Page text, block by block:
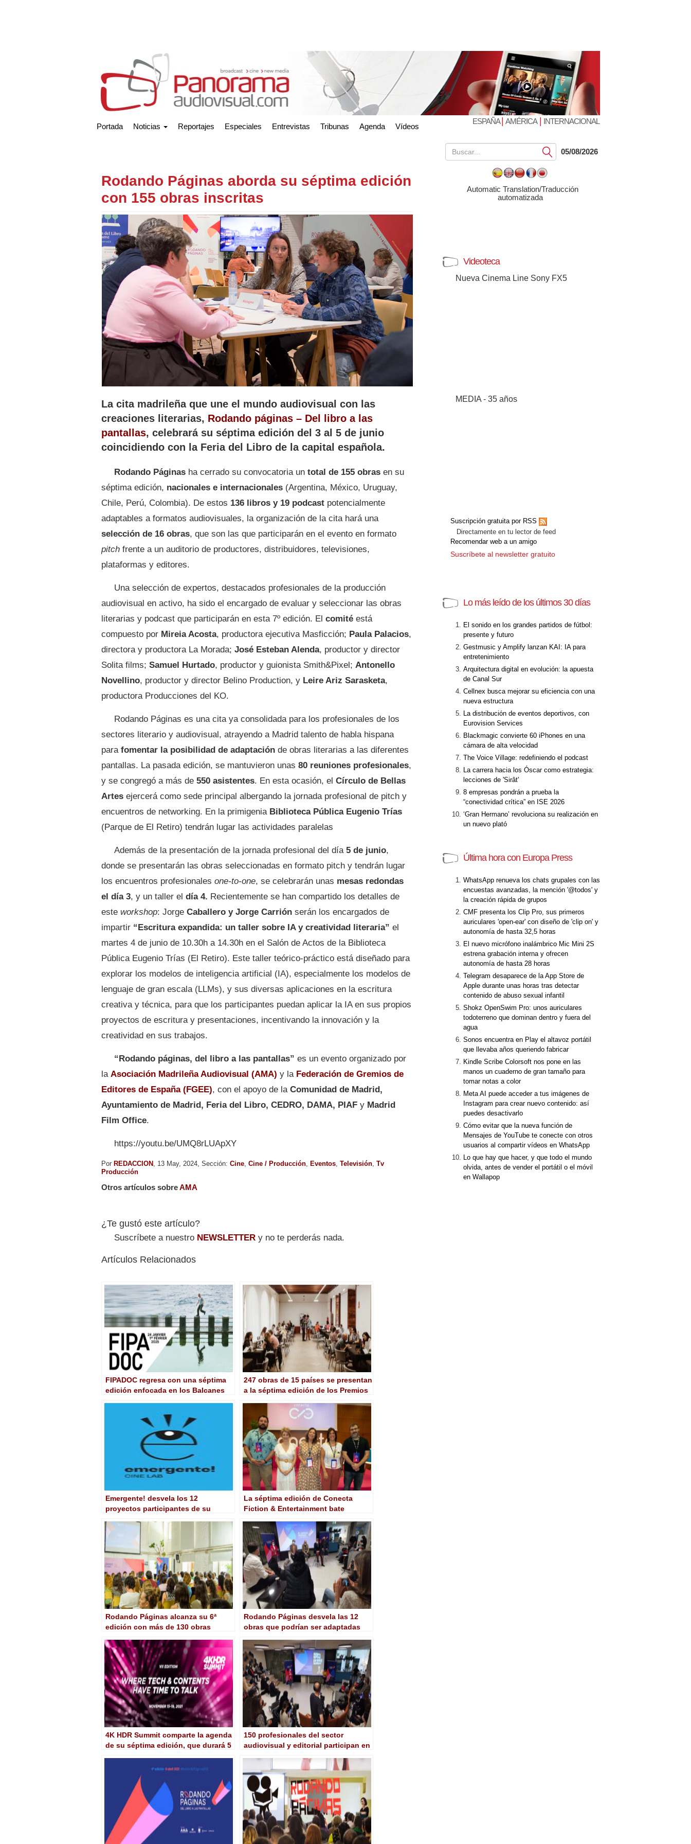
Portada Noticias Reportajes Especiales Entrevistas Tribunas Agenda Vídeos
ESPAÑA| AMÉRICA| INTERNACIONAL
Rodando Páginas aborda su séptima edición
con 155 obras inscritas
La cita madrileña que une el mundo audiovisual con las
creaciones literarias, Rodando páginas – Del libro a las
pantallas, celebrará su séptima edición del 3 al 5 de junio
coincidiendo con la Feria del Libro de la capital española.
Rodando Páginas ha cerrado su convocatoria un total de 155 obras en su
séptima edición, nacionales e internacionales (Argentina, México, Uruguay,
Chile, Perú, Colombia). De estos 136 libros y 19 podcast potencialmente
adaptables a formatos audiovisuales, la organización de la cita hará una
selección de 16 obras, que son las que participarán en el evento en formato
pitch frente a un auditorio de productores, distribuidores, televisiones,
plataformas y editores.
Una selección de expertos, destacados profesionales de la producción
audiovisual en activo, ha sido el encargado de evaluar y seleccionar las obras
literarias y podcast que participarán en esta 7º edición. El comité está
compuesto por Mireia Acosta, productora ejecutiva Masficción; Paula Palacios,
directora y productora La Morada; José Esteban Alenda, productor y director
Solita films; Samuel Hurtado, productor y guionista Smith&Pixel; Antonello
Novellino, productor y director Belino Production, y Leire Ariz Sarasketa,
productora Producciones del KO.
Rodando Páginas es una cita ya consolidada para los profesionales de los
sectores literario y audiovisual, atrayendo a Madrid talento de habla hispana
para fomentar la posibilidad de adaptación de obras literarias a las diferentes
pantallas. La pasada edición, se mantuvieron unas 80 reuniones profesionales,
y se congregó a más de 550 asistentes. En esta ocasión, el Círculo de Bellas
Artes ejercerá como sede principal albergando la jornada profesional de pitch y
encuentros de networking. En la primigenia Biblioteca Pública Eugenio Trías
(Parque de El Retiro) tendrán lugar las actividades paralelas
Además de la presentación de la jornada profesional del día 5 de junio,
donde se presentarán las obras seleccionadas en formato pitch y tendrán lugar
los encuentros profesionales one-to-one, se celebrarán unas mesas redondas
el día 3, y un taller el día 4. Recientemente se han compartido los detalles de
este workshop: Jorge Caballero y Jorge Carrión serán los encargados de
impartir “Escritura expandida: un taller sobre IA y creatividad literaria” el
martes 4 de junio de 10.30h a 14.30h en el Salón de Actos de la Biblioteca
Pública Eugenio Trías (El Retiro). Este taller teórico-práctico está diseñado para
explorar los modelos de inteligencia artificial (IA), especialmente los modelos de
lenguaje de gran escala (LLMs), y sus diversas aplicaciones en la escritura
creativa y técnica, para que los participantes puedan aplicar la IA en sus propios
proyectos de escritura y presentaciones, incentivando la innovación y la
creatividad en sus trabajos.
“Rodando páginas, del libro a las pantallas” es un evento organizado por
la Asociación Madrileña Audiovisual (AMA) y la Federación de Gremios de
Editores de España (FGEE), con el apoyo de la Comunidad de Madrid,
Ayuntamiento de Madrid, Feria del Libro, CEDRO, DAMA, PIAF y Madrid
Film Office.
https://youtu.be/UMQ8rLUApXY
Por REDACCION , 13 May, 2024, Sección: Cine Cine / Producción Eventos Televisión Tv
Producción
Otros artículos sobreAMA
¿Te gustó este artículo?
Suscríbete a nuestro NEWSLETTER y no te perderás nada.
Artículos Relacionados
FIPADOC regresa con una séptima
edición enfocada en los Balcanes
247 obras de 15 países se presentan
a la séptima edición de los Premios
Iberoamericana
Emergente! desvela los 12
proyectos participantes de su
La séptima edición de Conecta
Fiction & Entertainment bate
mil profesionales
Rodando Páginas alcanza su 6ª
edición con más de 130 obras
Rodando Páginas desvela las 12
obras que podrían ser adaptadas
4K HDR Summit comparte la agenda
de su séptima edición, que durará 5
150 profesionales del sector
audiovisual y editorial participan en
Submit05/08/2026
Automatic Translation/Traducción
automatizada
Videoteca
Nueva Cinema Line Sony FX5
MEDIA - 35 años
Suscripción gratuita por RSS
Directamente en tu lector de feed
Recomendar web a un amigo
Suscríbete al newsletter gratuito
Lo más leído de los últimos 30 días
El sonido en los grandes partidos de fútbol:
presente y futuro
Gestmusic y Amplify lanzan KAI: IA para
entretenimiento
Arquitectura digital en evolución: la apuesta
de Canal Sur
Cellnex busca mejorar su eficiencia con una
nueva estructura
La distribución de eventos deportivos, con
Eurovision Services
Blackmagic convierte 60 iPhones en una
cámara de alta velocidad
The Voice Village: redefiniendo el podcast
La carrera hacia los Óscar como estrategia:
lecciones de 'Sirât'
8 empresas pondrán a prueba la
“conectividad crítica” en ISE 2026
‘Gran Hermano’ revoluciona su realización en
un nuevo plató
Última hora con Europa Press
WhatsApp renueva los chats grupales con las
encuestas avanzadas, la mención '@todos' y
la creación rápida de grupos
CMF presenta los Clip Pro, sus primeros
auriculares 'open-ear' con diseño de 'clip on' y
autonomía de hasta 32,5 horas
El nuevo micrófono inalámbrico Mic Mini 2S
estrena grabación interna y ofrecen
autonomía de hasta 28 horas
Telegram desaparece de la App Store de
Apple durante unas horas tras detectar
contenido de abuso sexual infantil
Shokz OpenSwim Pro: unos auriculares
todoterreno que dominan dentro y fuera del
agua
Sonos encuentra en Play el altavoz portátil
que llevaba años queriendo fabricar
Kindle Scribe Colorsoft nos pone en las
manos un cuaderno de gran tamaño para
tomar notas a color
Meta AI puede acceder a tus imágenes de
Instagram para crear nuevo contenido: así
puedes desactivarlo
Cómo evitar que la nueva función de
Mensajes de YouTube te conecte con otros
usuarios al compartir vídeos en WhatsApp
Lo que hay que hacer, y que todo el mundo
olvida, antes de vender el portátil o el móvil
en Wallapop